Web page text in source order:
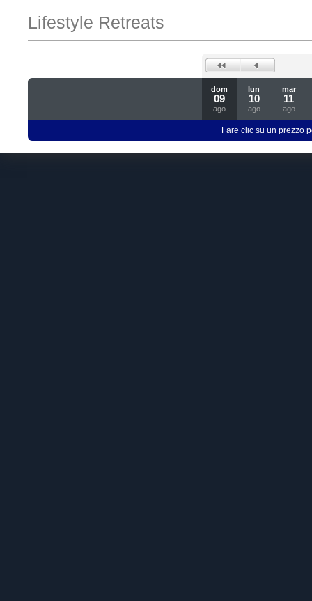
Lifestyle Retreats
dom
09
ago
lun
10
ago
mar
11
ago
Fare clic su un prezzo